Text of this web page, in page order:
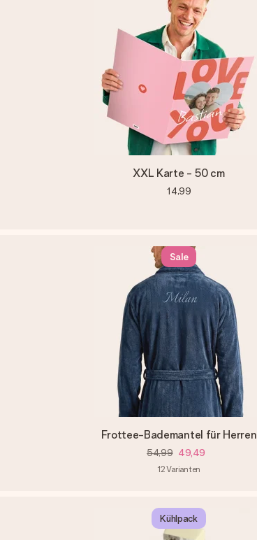
XXL Karte - 50 cm
14,99
Sale
Frottee-Bademantel für Herren
54,99 49,49
12Varianten
Kühlpack